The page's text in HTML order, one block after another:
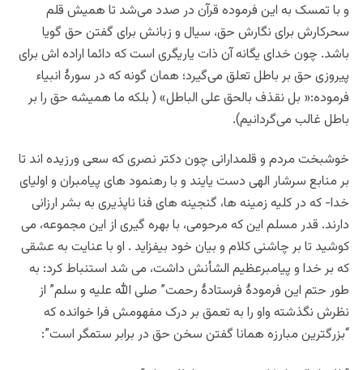
و با تمسک به این فرموده قرآن در صدد می‌شد تا همیش قلم
سحرکارش برای نگارش حق، سیال و زبانش برای گفتن حق گویا
باشد. چون خدای یگانه آن ذات یاریگری است که دائما اراده اش برای
پیروزی حق بر باطل تعلق می‌گیرد؛ همان گونه که در سورۀ انبیاء
فرموده:« بل نقذف بالحق علی الباطل» ( بلکه ما همیشه حق را بر
باطل غالب می‌گردانیم).
خوشبخت مردم و قلمدارانی چون دکتر نصری که سعی ورزیده اند تا
بر منابع سرشار الهی دست یایند و با رهنمود های پیامبران و اولیای
خدا- که در کلیه زمینه ها، گنجینه های فنا ناپذیری به بشر ارزانی
دارند. قدر مسلم این که مرحومی، با بهره گیری از این مجموعه، می
کوشید تا بر چاشنی کلام و بیان خود بیفزاید . او با عنایت به عشقی
که بر خدا و پیامبرعظیم الشأنش داشت، می شد استنباط کرد: به
طور حتم این فرمودۀ فرستادۀ رحمت” صلی الله علیه و سلم” از
نظرش نگذشته واو را به تعمق بر درک مفهومش فرا خوانده که
“بزرگترین مبارزه همانا گفتن سخن حق در برابر ستمگر است”: